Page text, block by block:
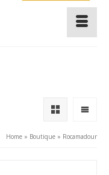
Home » Boutique » Rocamadour